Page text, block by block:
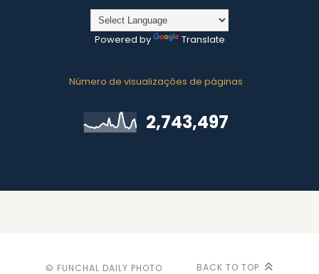
Powered by Translate
Número de visualizações de páginas
2,743,497
© FUNCHAL DAILY PHOTO BACK TO TOP